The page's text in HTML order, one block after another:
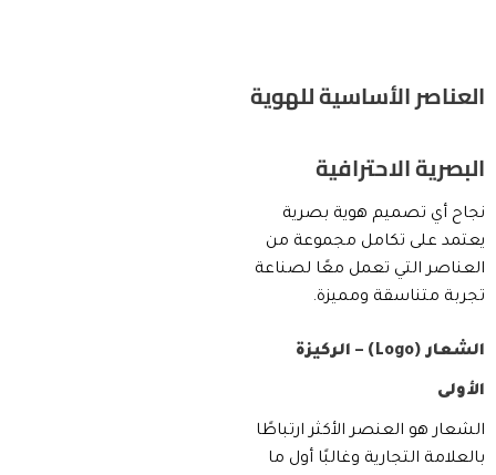
العناصر الأساسية للهوية
البصرية الاحترافية
نجاح أي تصميم هوية بصرية
يعتمد على تكامل مجموعة من
العناصر التي تعمل معًا لصناعة
تجربة متناسقة ومميزة.
الشعار (Logo) – الركيزة
الأولى
الشعار هو العنصر الأكثر ارتباطًا
بالعلامة التجارية وغالبًا أول ما